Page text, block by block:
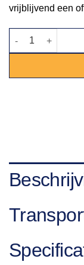
vrijblijvend een
Elektrische